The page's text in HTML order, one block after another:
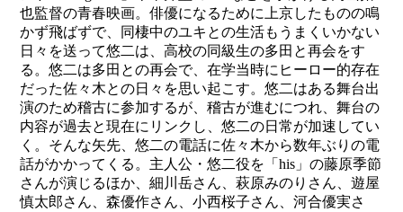
也監督の青春映画。俳優になるために上京したものの鳴
かず飛ばずで、同棲中のユキとの生活もうまくいかない
日々を送って悠二は、高校の同級生の多田と再会をす
る。悠二は多田との再会で、在学当時にヒーロー的存在
だった佐々木との日々を思い起こす。悠二はある舞台出
演のため稽古に参加するが、稽古が進むにつれ、舞台の
内容が過去と現在にリンクし、悠二の日常が加速してい
く。そんな矢先、悠二の電話に佐々木から数年ぶりの電
話がかかってくる。主人公・悠二役を「his」の藤原季節
さんが演じるほか、細川岳さん、萩原みのりさん、遊屋
慎太郎さん、森優作さん、小西桜子さん、河合優実さ